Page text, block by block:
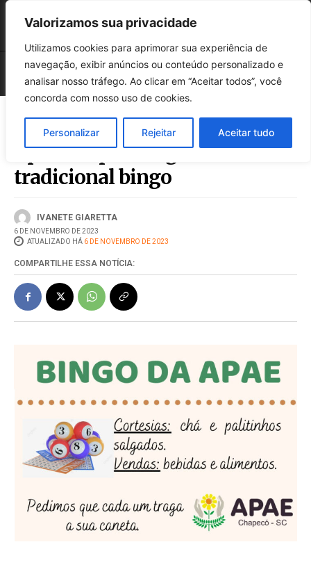
Valorizamos sua privacidade
Utilizamos cookies para aprimorar sua experiência de
navegação, exibir anúncios ou conteúdo personalizado e
analisar nosso tráfego. Ao clicar em “Aceitar todos”, você
concorda com nosso uso de cookies.
Personalizar Rejeitar Aceitar tudo
Apae Chapecó organiza
tradicional bingo
IVANETE GIARETTA
6 DE NOVEMBRO DE 2023
ATUALIZADO HÁ 6 DE NOVEMBRO DE 2023
COMPARTILHE ESSA NOTÍCIA: